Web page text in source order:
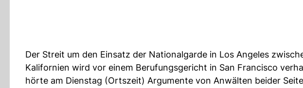
Der Streit um den Einsatz der Nationalgarde in Los Angeles
Kalifornien wird vor einem Berufungsgericht in San Francisco
hörte am Dienstag (Ortszeit) Argumente von Anwälten beider